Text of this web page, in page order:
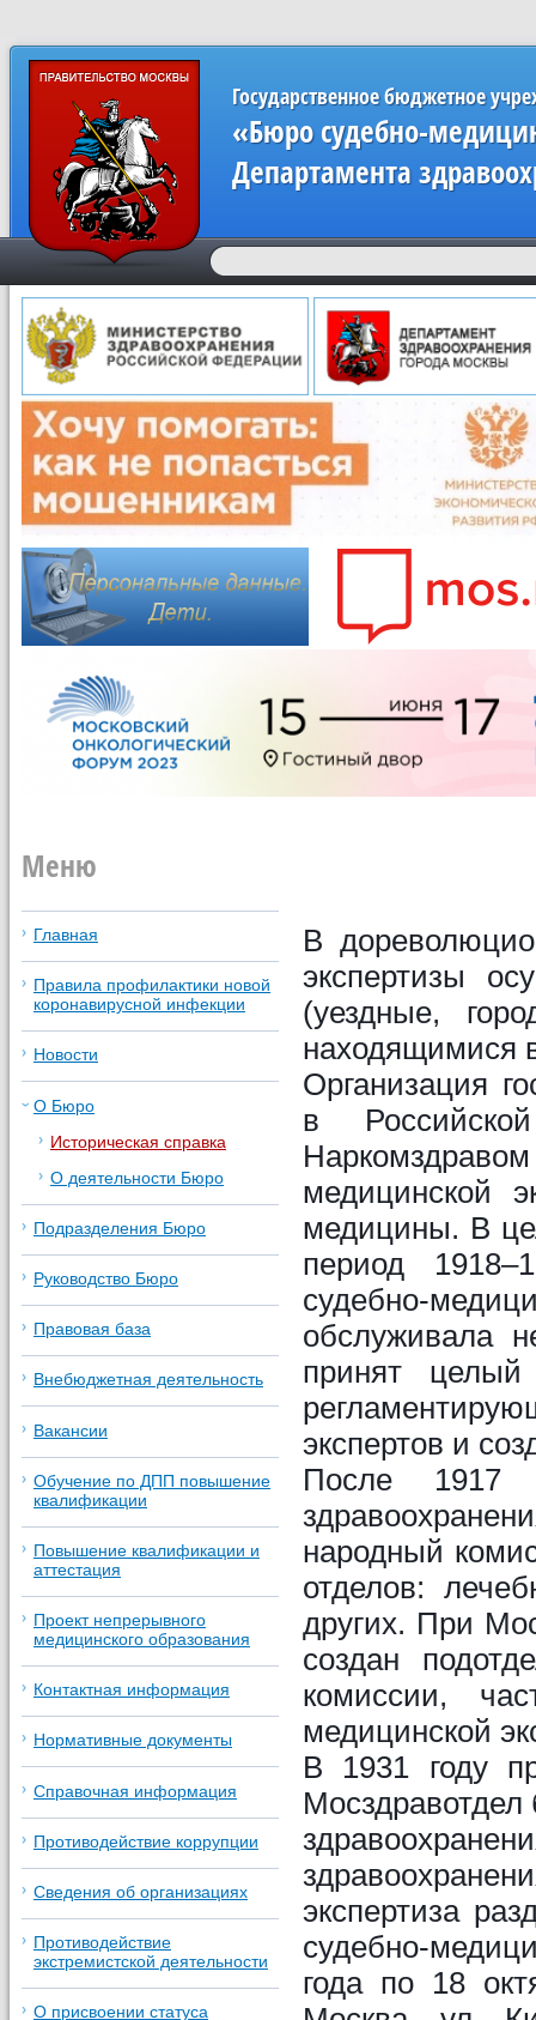
Государственное бюджетное
«Бюро судебно-
Департамента
В
экспертизы
(уездные,
находящимися
Организация
в
медицинской
медицины. В
период
судебно-
обслуживала
принят
экспертов и
После 1917
народный
отделов:
других. При
создан
комиссии,
медицинской
В 1931 году
Мосздравотдел
экспертиза
судебно-
года по 18
Меню
Главная
Правила профилактики новой
коронавирусной инфекции
Новости
О Бюро
Историческая справка
О деятельности Бюро
Подразделения Бюро
Руководство Бюро
Правовая база
Внебюджетная деятельность
Вакансии
Обучение по ДПП повышение
квалификации
Повышение квалификации и
аттестация
Проект непрерывного
медицинского образования
Контактная информация
Нормативные документы
Справочная информация
Противодействие коррупции
Сведения об организациях
Противодействие
экстремистской деятельности
О присвоении статуса